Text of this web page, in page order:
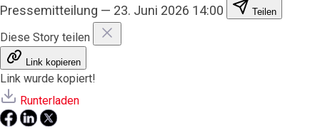
Pressemitteilung — 23. Juni 2026 14:00 Teilen
Diese Story teilen
Link kopieren
Link wurde kopiert!
Runterladen